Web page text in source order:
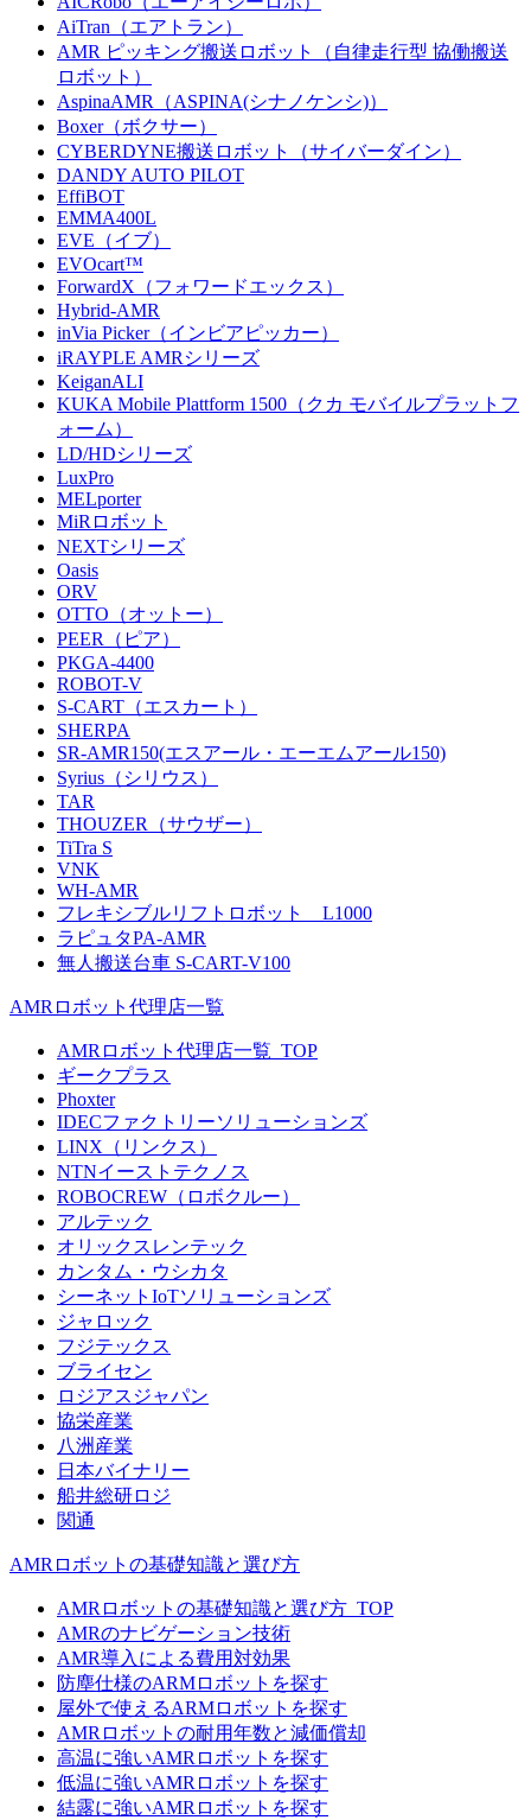
AiTran（エアトラン）
AMR ピッキング搬送ロボット（自律走行型 協働搬送
ロボット）
AspinaAMR（ASPINA(シナノケンシ)）
Boxer（ボクサー）
CYBERDYNE搬送ロボット（サイバーダイン）
DANDY AUTO PILOT
EffiBOT
EMMA400L
EVE（イブ）
EVOcart™
ForwardX（フォワードエックス）
Hybrid-AMR
inVia Picker（インビアピッカー）
iRAYPLE AMRシリーズ
KeiganALI
KUKA Mobile Plattform 1500（クカ モバイルプラットフ
ォーム）
LD/HDシリーズ
LuxPro
MELporter
MiRロボット
NEXTシリーズ
Oasis
ORV
OTTO（オットー）
PEER（ピア）
PKGA-4400
ROBOT-V
S-CART（エスカート）
SHERPA
SR-AMR150(エスアール・エーエムアール150)
Syrius（シリウス）
TAR
THOUZER（サウザー）
TiTra S
VNK
WH-AMR
フレキシブルリフトロボット L1000
ラピュタPA-AMR
無人搬送台車 S-CART-V100
AMRロボット代理店一覧
AMRロボット代理店一覧_TOP
ギークプラス
Phoxter
IDECファクトリーソリューションズ
LINX（リンクス）
NTNイーストテクノス
ROBOCREW（ロボクルー）
アルテック
オリックスレンテック
カンタム・ウシカタ
シーネットIoTソリューションズ
ジャロック
フジテックス
ブライセン
ロジアスジャパン
協栄産業
八洲産業
日本バイナリー
船井総研ロジ
関通
AMRロボットの基礎知識と選び方
AMRロボットの基礎知識と選び方_TOP
AMRのナビゲーション技術
AMR導入による費用対効果
防塵仕様のARMロボットを探す
屋外で使えるARMロボットを探す
AMRロボットの耐用年数と減価償却
高温に強いAMRロボットを探す
低温に強いAMRロボットを探す
結露に強いAMRロボットを探す